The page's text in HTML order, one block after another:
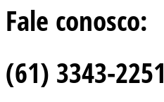
Fale conosco:
(61) 3343-2251